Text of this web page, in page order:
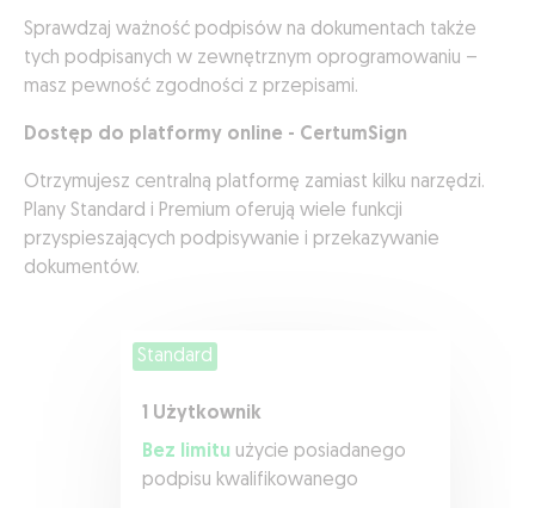
Sprawdzaj ważność podpisów na dokumentach także
tych podpisanych w zewnętrznym oprogramowaniu –
masz pewność zgodności z przepisami.
Dostęp do platformy online - CertumSign
Otrzymujesz centralną platformę zamiast kilku narzędzi.
Plany Standard i Premium oferują wiele funkcji
przyspieszających podpisywanie i przekazywanie
dokumentów.
Standard
1 Użytkownik
Bez limitu użycie posiadanego
podpisu kwalifikowanego